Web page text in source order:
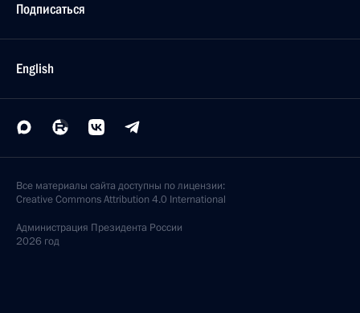
Подписаться
English
Все материалы сайта доступны по лицензии:
Creative Commons Attribution 4.0 International
Администрация Президента России
2026 год